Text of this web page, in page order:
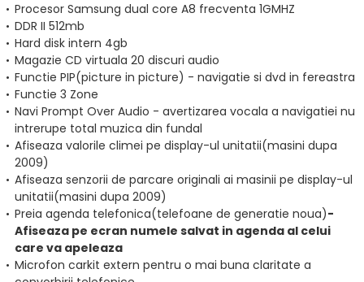
Procesor Samsung dual core A8 frecventa 1GMHZ
DDR II 512mb
Hard disk intern 4gb
Magazie CD virtuala 20 discuri audio
Functie PIP(picture in picture) - navigatie si dvd in fereastra
Functie 3 Zone
Navi Prompt Over Audio - avertizarea vocala a navigatiei nu
intrerupe total muzica din fundal
Afiseaza valorile climei pe display-ul unitatii(masini dupa
2009)
Afiseaza senzorii de parcare originali ai masinii pe display-ul
unitatii(masini dupa 2009)
Preia agenda telefonica(telefoane de generatie noua)-
Afiseaza pe ecran numele salvat in agenda al celui
care va apeleaza
Microfon carkit extern pentru o mai buna claritate a